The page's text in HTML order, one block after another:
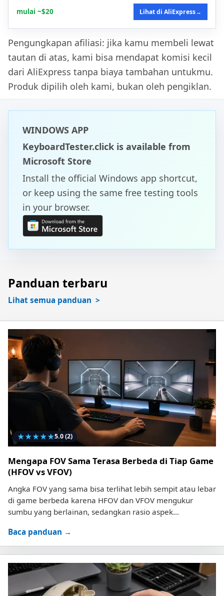
mulai ~$20 Lihat di AliExpress→
Pengungkapan afiliasi: jika kamu membeli lewat
tautan di atas, kami bisa mendapat komisi kecil
dari AliExpress tanpa biaya tambahan untukmu.
Produk dipilih oleh kami, bukan oleh pengiklan.
WINDOWS APP
KeyboardTester.click is available from
Microsoft Store
Install the official Windows app shortcut,
or keep using the same free testing tools
in your browser.
Panduan terbaru
Lihat semua panduan
★★★★★5.0(2)
Mengapa FOV Sama Terasa Berbeda di Tiap Game
(HFOV vs VFOV)
Angka FOV yang sama bisa terlihat lebih sempit atau lebar
di game berbeda karena HFOV dan VFOV mengukur
sumbu yang berlainan, sedangkan rasio aspek...
Baca panduan →